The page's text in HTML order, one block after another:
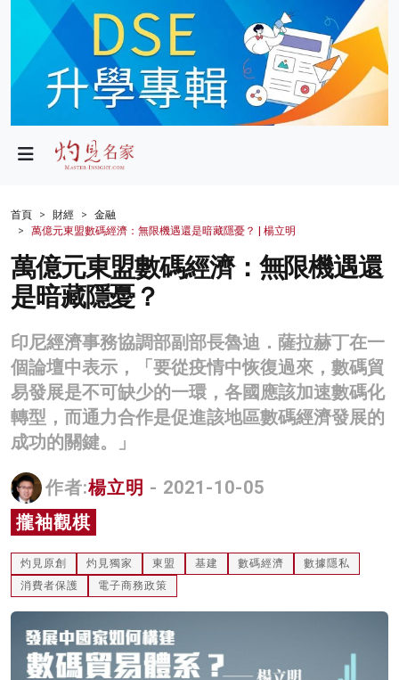
政局
財經
生活
健康
商業
科技
影片
名家榜
關於我們
首頁 財經
金融
萬億元東盟數碼經濟：無限機遇還是暗藏隱憂？ | 楊立明
萬億元東盟數碼經濟：無限機遇還
是暗藏隱憂？
印尼經濟事務協調部副部長魯迪．薩拉赫丁在一
個論壇中表示，「要從疫情中恢復過來，數碼貿
易發展是不可缺少的一環，各國應該加速數碼化
轉型，而通力合作是促進該地區數碼經濟發展的
成功的關鍵。」
作者:楊立明 - 2021-10-05
攏袖觀棋
灼見原創 灼見獨家 東盟 基建 數碼經濟
數據隱私
消費者保護
電子商務政策